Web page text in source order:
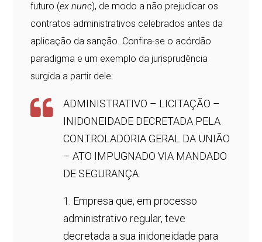
futuro (ex nunc), de modo a não prejudicar os
contratos administrativos celebrados antes da
aplicação da sanção. Confira-se o acórdão
paradigma e um exemplo da jurisprudência
surgida a partir dele:
ADMINISTRATIVO – LICITAÇÃO –
INIDONEIDADE DECRETADA PELA
CONTROLADORIA GERAL DA UNIÃO
– ATO IMPUGNADO VIA MANDADO
DE SEGURANÇA.
1. Empresa que, em processo
administrativo regular, teve
decretada a sua inidoneidade para